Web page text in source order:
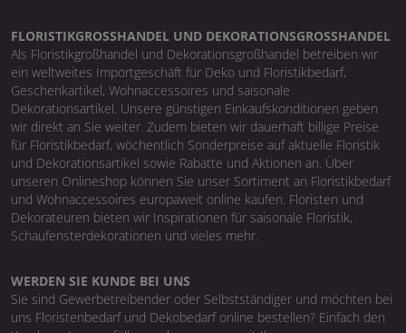
FLORISTIKGROSSHANDEL UND DEKORATIONSGROSSHANDEL
Als Floristikgroßhandel und Dekorationsgroßhandel betreiben wir
ein weltweites Importgeschäft für Deko und Floristikbedarf,
Geschenkartikel, Wohnaccessoires und saisonale
Dekorationsartikel. Unsere günstigen Einkaufskonditionen geben
wir direkt an Sie weiter. Zudem bieten wir dauerhaft billige Preise
für Floristikbedarf, wöchentlich Sonderpreise auf aktuelle Floristik
und Dekorationsartikel sowie Rabatte und Aktionen an. Über
unseren Onlineshop können Sie unser Sortiment an Floristikbedarf
und Wohnaccessoires europaweit online kaufen. Floristen und
Dekorateuren bieten wir Inspirationen für saisonale Floristik,
Schaufensterdekorationen und vieles mehr.
WERDEN SIE KUNDE BEI UNS
Sie sind Gewerbetreibender oder Selbstständiger und möchten bei
uns Floristenbedarf und Dekobedarf online bestellen? Einfach den